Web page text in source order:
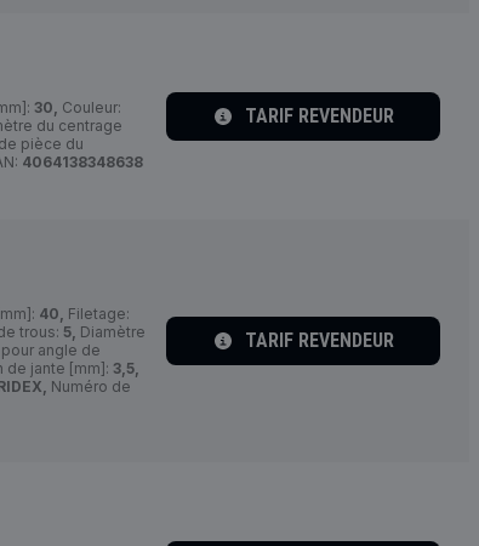
30, Couleur:
du centrage
pièce du
4064138348638
TARIF REVENDEUR
40, Filetage:
trous: 5, Diamètre
pour angle de
de jante [mm]: 3,5,
Numéro de
TARIF REVENDEUR